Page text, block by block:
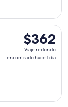
$362
Viaje
redondo,
$362
Viaje redondo
encontrado hace 1 día
salida el mié,